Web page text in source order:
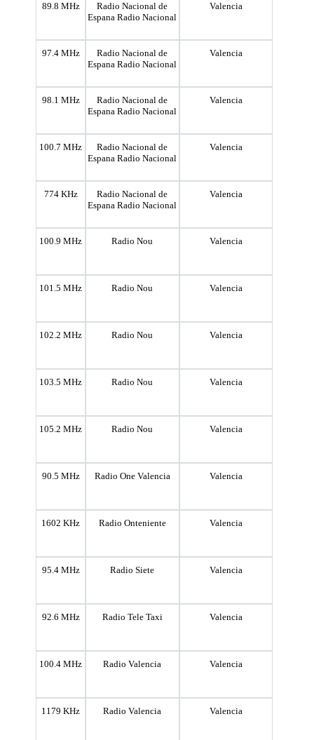
89.8 MHz
Radio Nacional de
Espana Radio Nacional
Valencia
97.4 MHz
Radio Nacional de
Espana Radio Nacional
Valencia
98.1 MHz
Radio Nacional de
Espana Radio Nacional
Valencia
100.7 MHz
Radio Nacional de
Espana Radio Nacional
Valencia
774 KHz
Radio Nacional de
Espana Radio Nacional
Valencia
100.9 MHz Radio Nou Valencia
101.5 MHz Radio Nou Valencia
102.2 MHz Radio Nou Valencia
103.5 MHz Radio Nou Valencia
105.2 MHz Radio Nou Valencia
90.5 MHz Radio One Valencia Valencia
1602 KHz Radio Onteniente Valencia
95.4 MHz Radio Siete Valencia
92.6 MHz Radio Tele Taxi Valencia
100.4 MHz Radio Valencia Valencia
1179 KHz Radio Valencia Valencia